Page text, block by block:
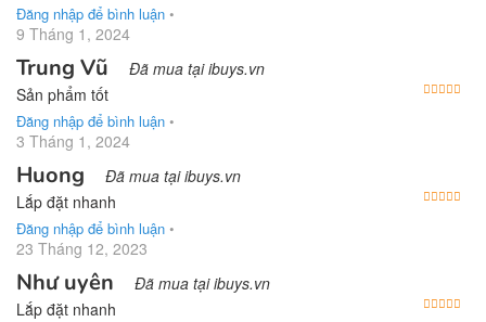
Đăng nhập để bình luận •
9 Tháng 1, 2024
Trung Vũ Đã mua tại ibuys.vn
Sản phẩm tốt
Đăng nhập để bình luận •
3 Tháng 1, 2024
Huong Đã mua tại ibuys.vn
Lắp đặt nhanh
Đăng nhập để bình luận •
23 Tháng 12, 2023
Như uyên Đã mua tại ibuys.vn
Lắp đặt nhanh